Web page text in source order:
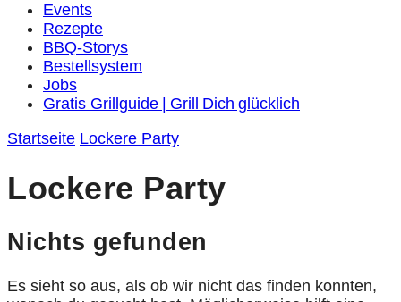
Events
Rezepte
BBQ-Storys
Bestellsystem
Jobs
Gratis Grillguide | Grill Dich glücklich
Startseite Lockere Party
Lockere Party
Nichts gefunden
Es sieht so aus, als ob wir nicht das finden konnten,